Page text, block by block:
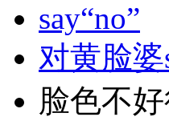
对黄脸婆
脸色不